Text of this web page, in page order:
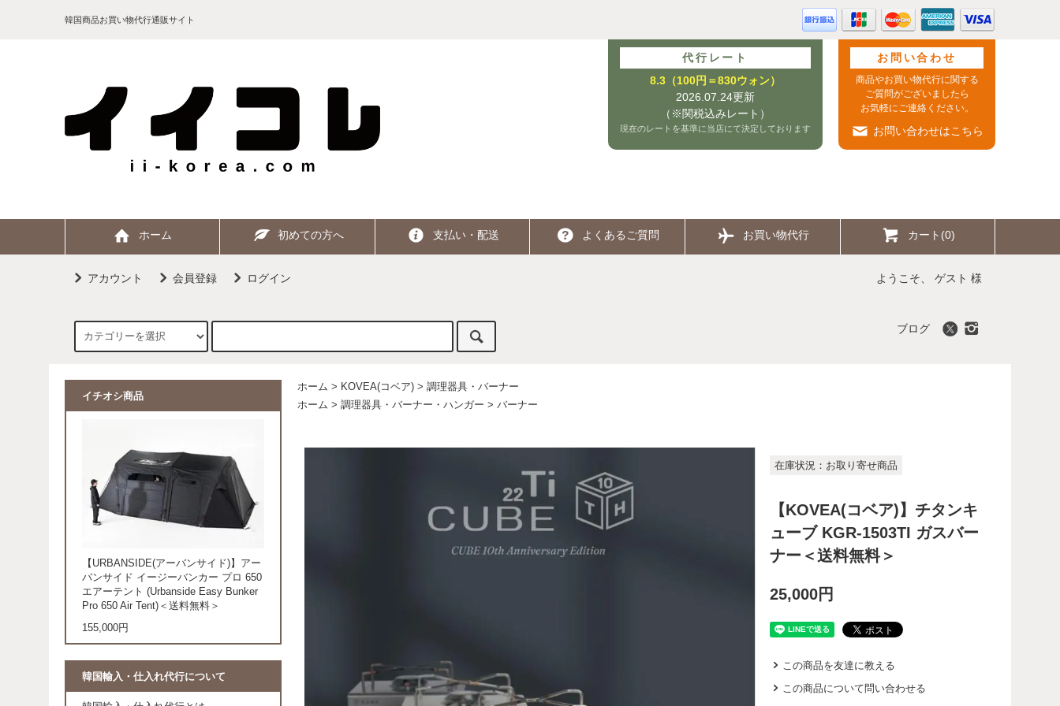
韓国商品お買い物代行通販サイト
代行レート
8.3（100円＝830ウォン）
2026.07.24更新
（※関税込みレート）
現在のレートを基準に当店にて決定しております
お問い合わせ
商品やお買い物代行に関する
ご質問がございましたら
お気軽にご連絡ください。
お問い合わせはこちら
ホーム 初めての方へ 支払い・配送 よくあるご質問 お買い物代行 カート(0)
アカウント 会員登録 ログイン ようこそ、 ゲスト 様
ブログ
ホーム > KOVEA(コベア) > 調理器具・バーナー
ホーム > 調理器具・バーナー・ハンガー > バーナー
在庫状況：お取り寄せ商品
【KOVEA(コベア)】チタンキ
ューブ KGR-1503TI ガスバー
ナー＜送料無料＞
25,000円
この商品を友達に教える
この商品について問い合わせる
イチオシ商品
【URBANSIDE(アーバンサイド)】アー
バンサイド イージーバンカー プロ 650
エアーテント (Urbanside Easy Bunker
Pro 650 Air Tent)＜送料無料＞
155,000円
韓国輸入・仕入れ代行について